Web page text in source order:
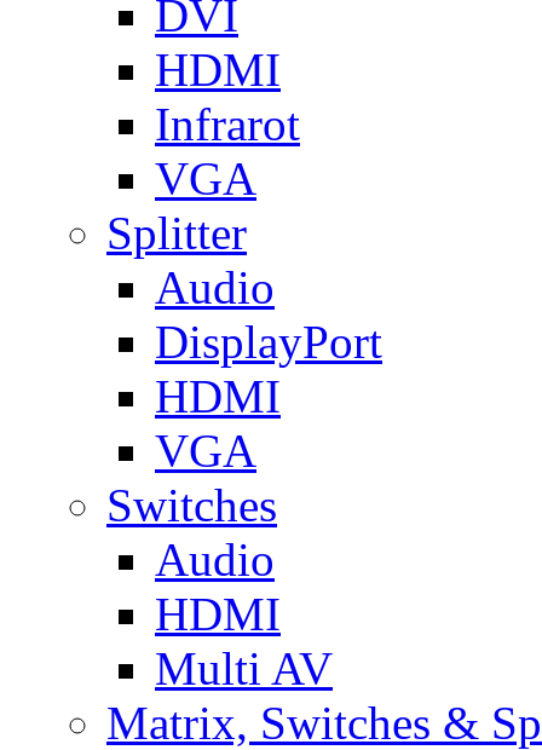
DVI
HDMI
Infrarot
VGA
Splitter
Audio
DisplayPort
HDMI
VGA
Switches
Audio
HDMI
Multi AV
Matrix, Switches &